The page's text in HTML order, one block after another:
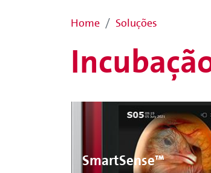
Home Soluções
SmartSense™